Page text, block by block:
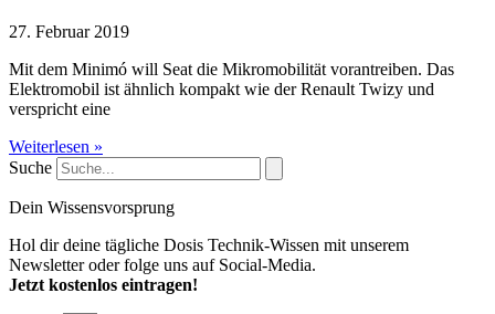
27. Februar 2019
Mit dem Minimó will Seat die Mikromobilität vorantreiben. Das
Elektromobil ist ähnlich kompakt wie der Renault Twizy und
verspricht eine
Weiterlesen »
Suche
Dein Wissensvorsprung
Hol dir deine tägliche Dosis Technik-Wissen mit unserem
Newsletter oder folge uns auf Social-Media.
Jetzt kostenlos eintragen!